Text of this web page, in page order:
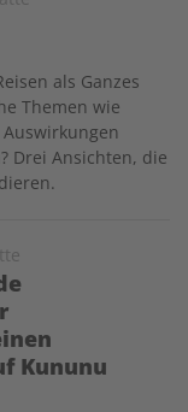
als Ganzes
Themen wie
Drei Ansichten, die
Kununu